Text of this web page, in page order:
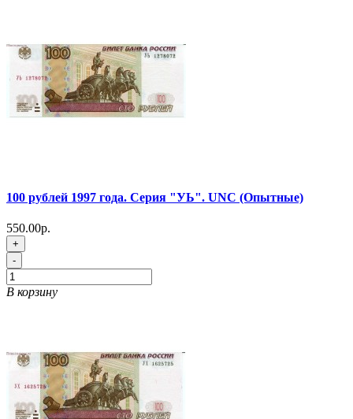
100 рублей 1997 года. Серия "УЬ". UNC (Опытные)
550.00р.
+
-
В корзину